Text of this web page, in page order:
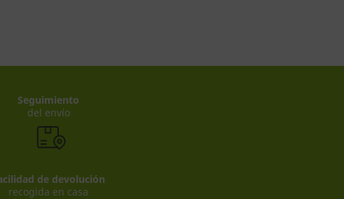
Seguimiento
del envío
de devolución
recogida en casa